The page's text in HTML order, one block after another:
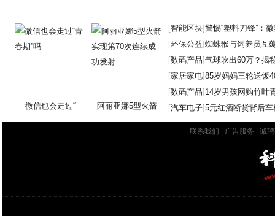
微信也会走过“ 阿丽亚娜5型火箭
[智能区块]警惕“塑料刀锋”：
[环保公益]蜘蛛猴与饲养员互
[数码产品]气球吹出60万？揭
[家居家电]85岁妈妈三轮送饭
[数码产品] 14岁男孩网购竹叶
[汽车电子]5元红酒断货背后
联系我们 广告服务 诚